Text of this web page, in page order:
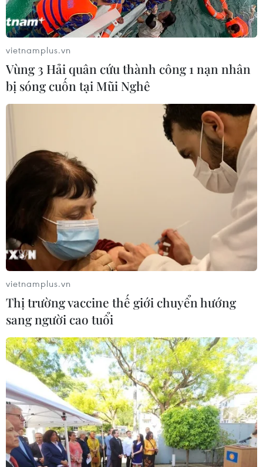
Tổng thư ký LHQ đề xuất một bộ quy tắc
ứng xử quốc tế chống tin giả
13/06/2023 09:08
Tổng thư ký Liên hợp quốc Antonio Guterres nhấn mạnh
"những hồi chuông cảnh báo về AI đang được gióng
lên và chúng ta cần phải nghiêm túc xem xét những
cảnh báo đó."
vietnamplus.vn
Vùng 3 Hải quân cứu thành công 1 nạn nhân
bị sóng cuốn tại Mũi Nghê
vietnamplus.vn
Thị trường vaccine thế giới chuyển hướng
sang người cao tuổi